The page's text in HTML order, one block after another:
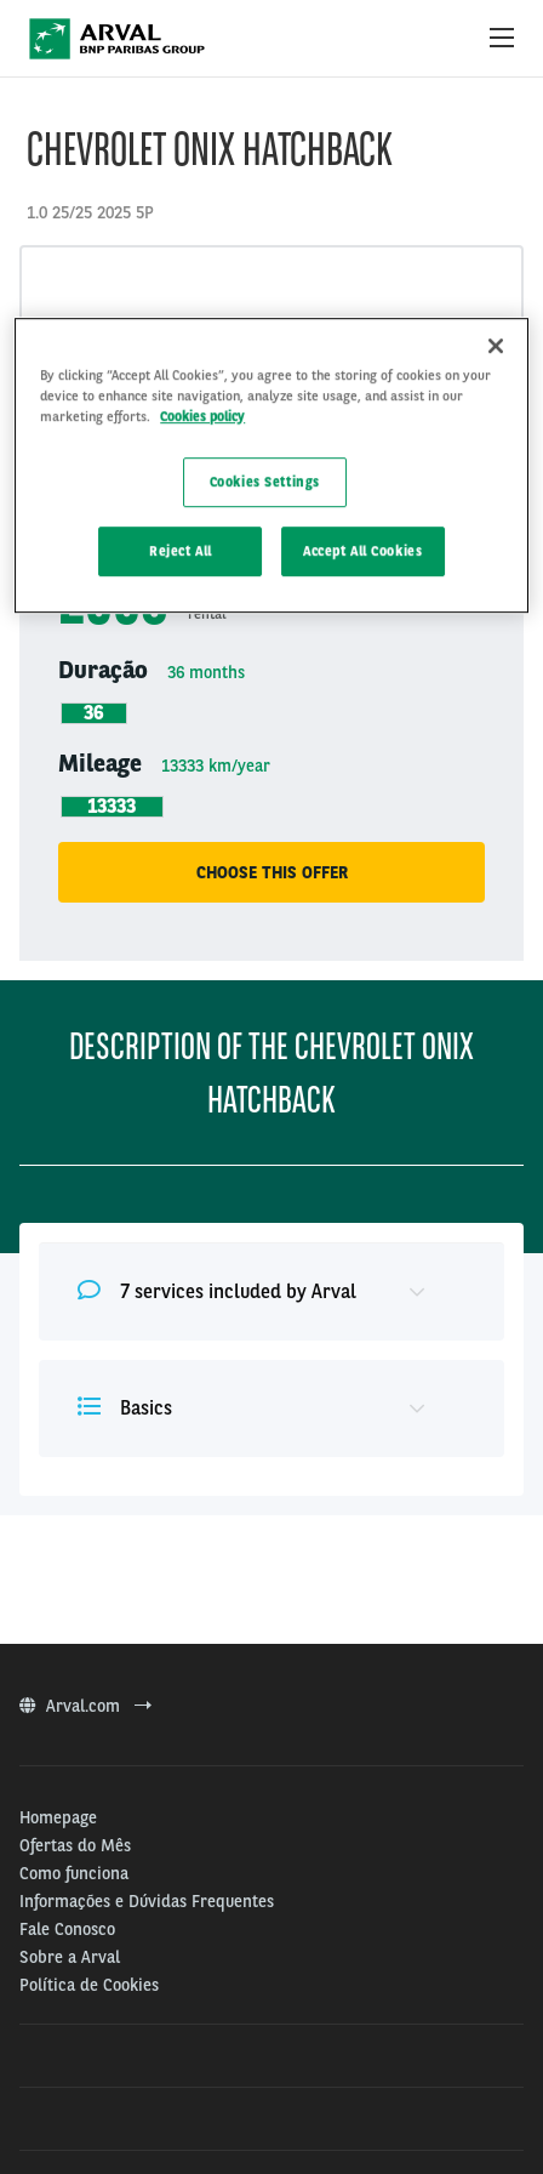
CHEVROLET ONIX HATCHBACK
1.0 25/25 2025 5P
2008
VAT
rental
Duração 36 months
36
Mileage 13333 km/year
13333
CHOOSE THIS OFFER
DESCRIPTION OF THE CHEVROLET ONIX
HATCHBACK
7 services included by Arval
Basics
Arval.com
Homepage
Ofertas do Mês
Como funciona
Informações e Dúvidas Frequentes
Fale Conosco
Sobre a Arval
Política de Cookies
PACOTES E SERVIÇOS
FALE CONOSCO
By clicking “Accept All Cookies”, you agree to the storing of cookies on your
device to enhance site navigation, analyze site usage, and assist in our
marketing efforts.
Cookies policy
Cookies Settings
Reject All Accept All Cookies